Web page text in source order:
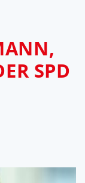
SPD